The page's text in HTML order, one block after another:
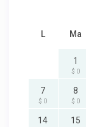
L Ma
1
$ 0
7
$ 0
8
$ 0
14 15